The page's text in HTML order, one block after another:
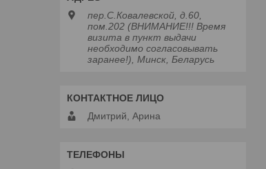
пер.С.Ковалевской, д.60,
пом.202 (ВНИМАНИЕ!!! Время
визита в пункт выдачи
необходимо согласовывать
заранее!), Минск, Беларусь
Дмитрий, Арина